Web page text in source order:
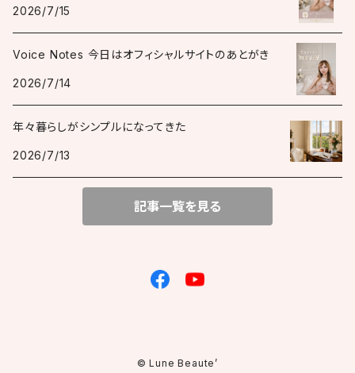
2026/7/15
Voice Notes 今日はオフィシャルサイトのあとがき
2026/7/14
年々暮らしがシンプルになってきた
2026/7/13
記事一覧を見る
© Lune Beaute’